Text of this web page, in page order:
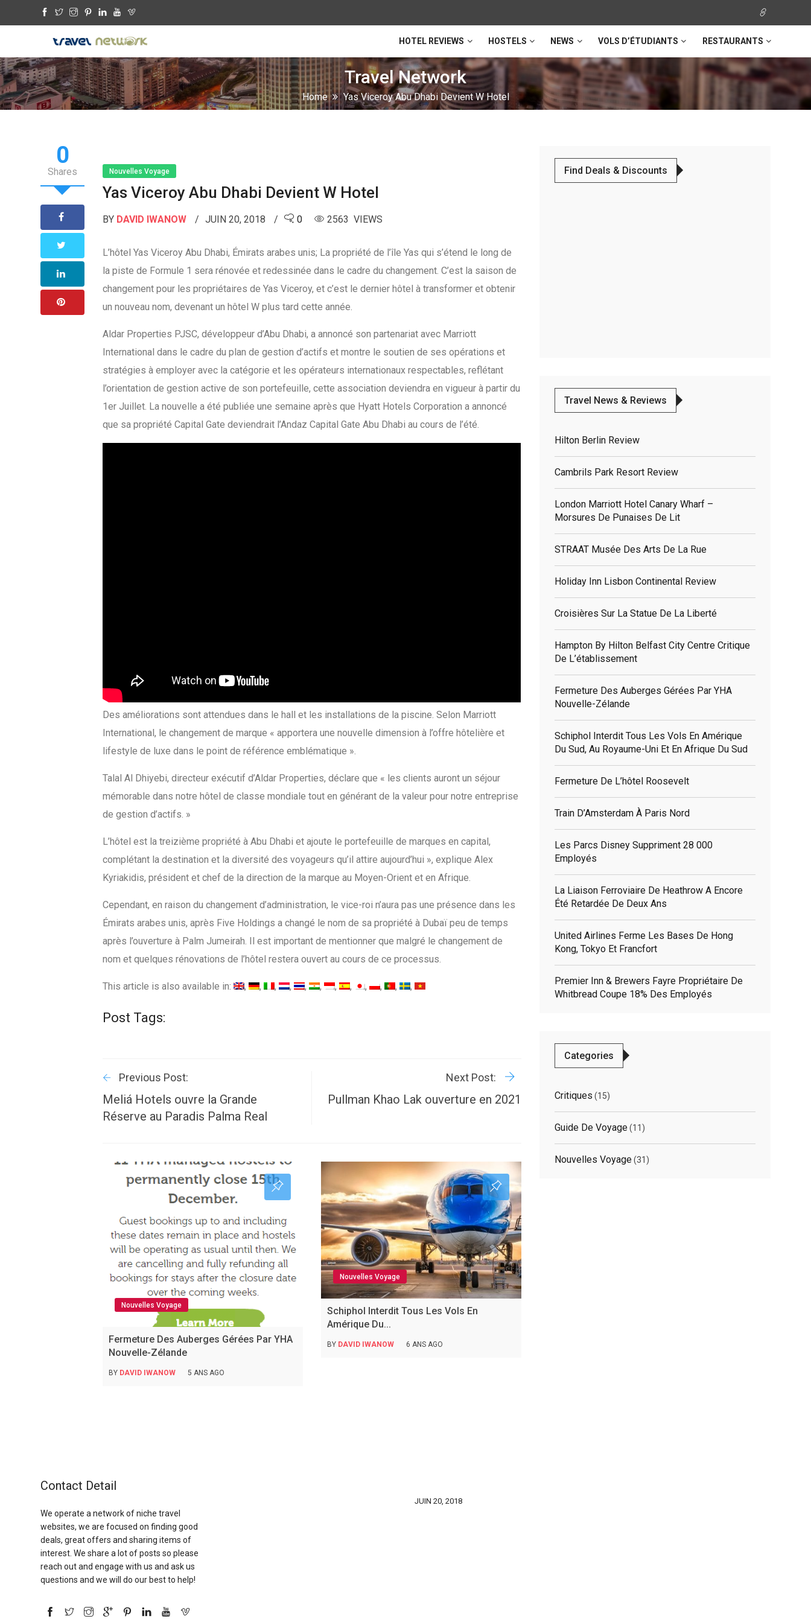
HOTEL REVIEWS HOSTELS NEWS VOLS D’ÉTUDIANTS RESTAURANTS
Travel Network
Home Yas Viceroy Abu Dhabi Devient W Hotel
0
Shares Nouvelles Voyage
Yas Viceroy Abu Dhabi Devient W Hotel
BY DAVID IWANOW JUIN 20, 2018 0 2563 VIEWS
L’hôtel Yas Viceroy Abu Dhabi, Émirats arabes unis; La propriété de l’île Yas qui s’étend le long de
la piste de Formule 1 sera rénovée et redessinée dans le cadre du changement. C’est la saison de
changement pour les propriétaires de Yas Viceroy, et c’est le dernier hôtel à transformer et obtenir
un nouveau nom, devenant un hôtel W plus tard cette année.
Aldar Properties PJSC, développeur d’Abu Dhabi, a annoncé son partenariat avec Marriott
International dans le cadre du plan de gestion d’actifs et montre le soutien de ses opérations et
stratégies à employer avec la catégorie et les opérateurs internationaux respectables, reflétant
l’orientation de gestion active de son portefeuille, cette association deviendra en vigueur à partir du
1er Juillet. La nouvelle a été publiée une semaine après que Hyatt Hotels Corporation a annoncé
que sa propriété Capital Gate deviendrait l’Andaz Capital Gate Abu Dhabi au cours de l’été.
Des améliorations sont attendues dans le hall et les installations de la piscine. Selon Marriott
International, le changement de marque « apportera une nouvelle dimension à l’offre hôtelière et
lifestyle de luxe dans le point de référence emblématique ».
Talal Al Dhiyebi, directeur exécutif d’Aldar Properties, déclare que « les clients auront un séjour
mémorable dans notre hôtel de classe mondiale tout en générant de la valeur pour notre entreprise
de gestion d’actifs. »
L’hôtel est la treizième propriété à Abu Dhabi et ajoute le portefeuille de marques en capital,
complétant la destination et la diversité des voyageurs qu’il attire aujourd’hui », explique Alex
Kyriakidis, président et chef de la direction de la marque au Moyen-Orient et en Afrique.
Cependant, en raison du changement d’administration, le vice-roi n’aura pas une présence dans les
Émirats arabes unis, après Five Holdings a changé le nom de sa propriété à Dubaï peu de temps
après l’ouverture à Palm Jumeirah. Il est important de mentionner que malgré le changement de
nom et quelques rénovations de l’hôtel restera ouvert au cours de ce processus.
This article is also available in:
Post Tags:
Previous Post:
Meliá Hotels ouvre la Grande
Réserve au Paradis Palma Real
Next Post:
Pullman Khao Lak ouverture en 2021
Related
Posts
Nouvelles Voyage
Fermeture Des Auberges Gérées Par YHA
Nouvelle-Zélande
BY DAVID IWANOW 5 ANS AGO
Nouvelles Voyage
Schiphol Interdit Tous Les Vols En
Amérique Du...
BY DAVID IWANOW 6 ANS AGO
Find Deals & Discounts
Travel News & Reviews
Hilton Berlin Review
Cambrils Park Resort Review
London Marriott Hotel Canary Wharf –
Morsures De Punaises De Lit
STRAAT Musée Des Arts De La Rue
Holiday Inn Lisbon Continental Review
Croisières Sur La Statue De La Liberté
Hampton By Hilton Belfast City Centre Critique
De L’établissement
Fermeture Des Auberges Gérées Par YHA
Nouvelle-Zélande
Schiphol Interdit Tous Les Vols En Amérique
Du Sud, Au Royaume-Uni Et En Afrique Du Sud
Fermeture De L’hôtel Roosevelt
Train D’Amsterdam À Paris Nord
Les Parcs Disney Suppriment 28 000
Employés
La Liaison Ferroviaire De Heathrow A Encore
Été Retardée De Deux Ans
United Airlines Ferme Les Bases De Hong
Kong, Tokyo Et Francfort
Premier Inn & Brewers Fayre Propriétaire De
Whitbread Coupe 18% Des Employés
Categories
Critiques (15)
Guide De Voyage(11)
Nouvelles Voyage(31)
Contact Detail
We operate a network of niche travel
websites, we are focused on finding good
deals, great offers and sharing items of
interest. We share a lot of posts so please
reach out and engage with us and ask us
questions and we will do our best to help!
JUIN 20, 2018